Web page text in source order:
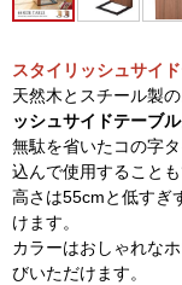
スタイリッシュサイ
天然木とスチール製
ッシュサイドテーブル
無駄を省いたコの字
込んで使用することも
高さは55cmと低すぎ
けます。
カラーはおしゃれな
びいただけます。